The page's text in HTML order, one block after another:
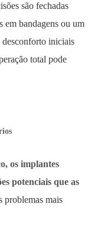
são fechadas
em bandagens ou um
desconforto iniciais
total pode
os implantes
potenciais que as
problemas mais